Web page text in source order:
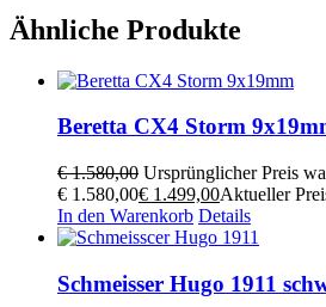
Ähnliche Produkte
Beretta CX4 Storm
€1.580,00 Ursprünglicher Preis
€ 1.580,00€ 1.499,00Aktueller
In den Warenkorb Details
Schmeisser Hugo 1911